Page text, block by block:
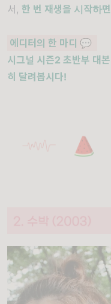
서, 한 번 재생을 시작하
에디터의 한 마디 💬
시그널 시즌2 초반부 대
히 달려봅시다!